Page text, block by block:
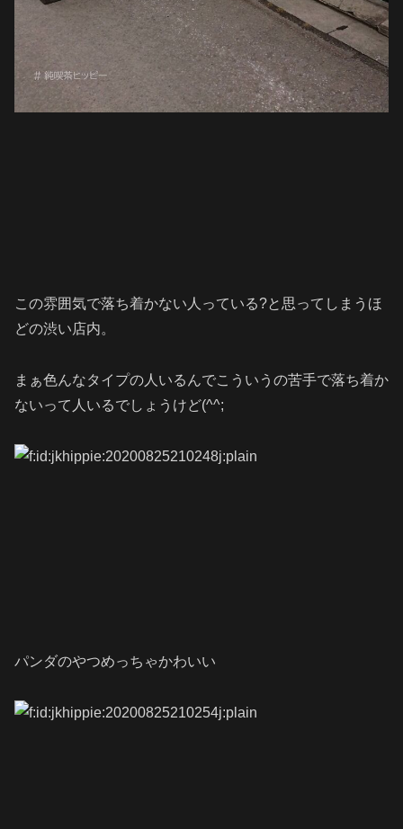
この雰囲気で落ち着かない人っている?と思ってしまうほ
どの渋い店内。
まぁ色んなタイプの人いるんでこういうの苦手で落ち着か
ないって人いるでしょうけど(^^;
パンダのやつめっちゃかわいい